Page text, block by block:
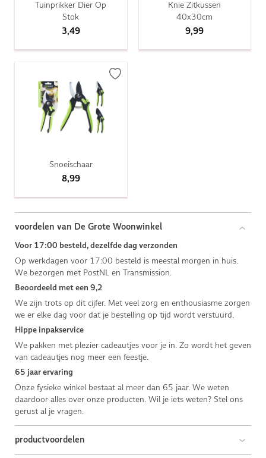
Tuinprikker Dier Op
Stok
3,49
Knie Zitkussen
40x30cm
9,99
Snoeischaar
8,99
voordelen van De Grote Woonwinkel
Voor 17:00 besteld, dezelfde dag verzonden
Op werkdagen voor 17:00 besteld is meestal morgen in huis.
We bezorgen met PostNL en Transmission.
Beoordeeld met een 9,2
We zijn trots op dit cijfer. Met veel zorg en enthousiasme zorgen
we er elke dag voor dat je bestelling op tijd wordt verstuurd.
Hippe inpakservice
We pakken met plezier cadeautjes voor je in. Zo wordt het geven
van cadeautjes nog meer een feestje.
65 jaar ervaring
Onze fysieke winkel bestaat al meer dan 65 jaar. We weten
daardoor alles over onze producten. Wil je iets weten? Stel ons
gerust al je vragen.
productvoordelen